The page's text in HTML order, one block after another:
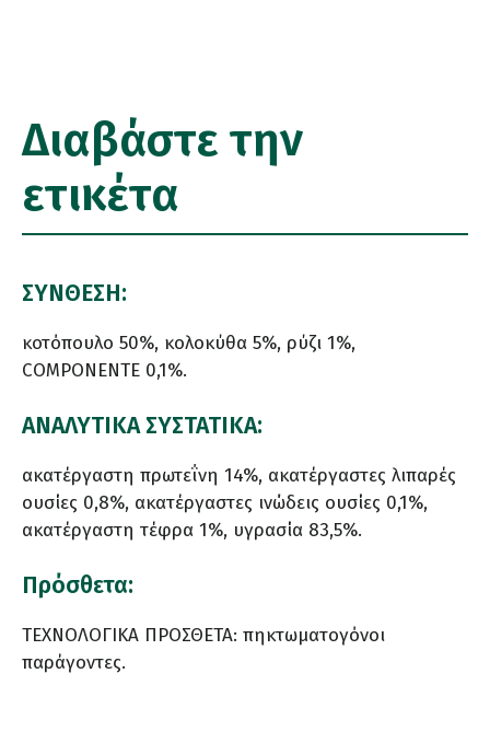
Διαβάστε την
ετικέτα
ΣΥΝΘΕΣΗ:
κοτόπουλο 50%, κολοκύθα 5%, ρύζι 1%,
COMPONENTE 0,1%.
ΑΝΑΛΥΤΙΚΑ ΣΥΣΤΑΤΙΚΑ:
ακατέργαστη πρωτεΐνη 14%, ακατέργαστες λιπαρές
ουσίες 0,8%, ακατέργαστες ινώδεις ουσίες 0,1%,
ακατέργαστη τέφρα 1%, υγρασία 83,5%.
Πρόσθετα:
ΤΕΧΝΟΛΟΓΙΚΑ ΠΡΟΣΘΕΤΑ: πηκτωματογόνοι
παράγοντες.